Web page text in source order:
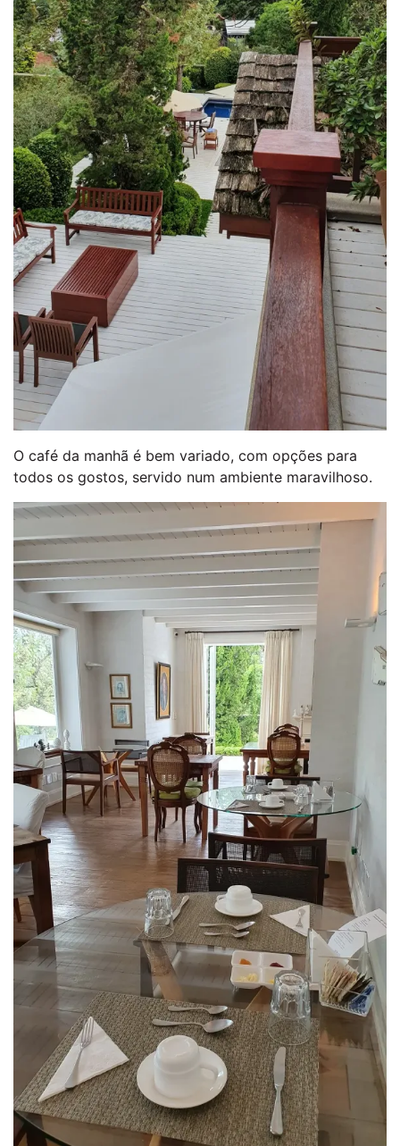
O café da manhã é bem variado, com opções para
todos os gostos, servido num ambiente maravilhoso.